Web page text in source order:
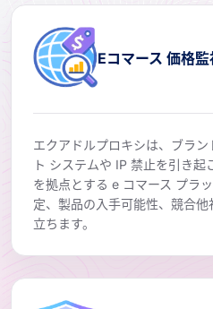
Eコマース 価格
エクアドルプロキシは、ブラ
ト システムや IP 禁止を引き起
を拠点とする e コマース プラ
定、製品の入手可能性、競合
立ちます。